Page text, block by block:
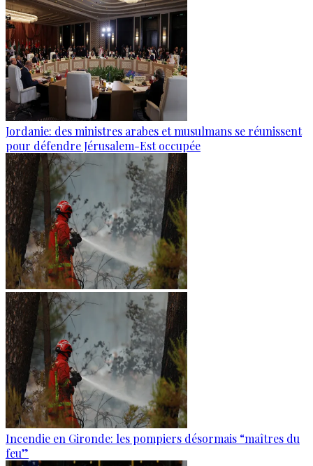
Jordanie: des ministres arabes et musulmans se réunissent
pour défendre Jérusalem-Est occupée
Incendie en Gironde: les pompiers désormais “maîtres du
feu”